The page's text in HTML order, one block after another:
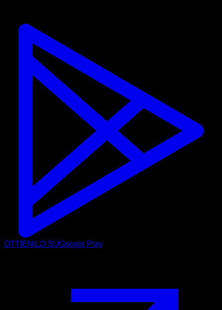
OTTIENILO SUGoogle Play